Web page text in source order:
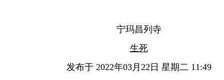
宁玛昌列寺
生死
发布于 2022年03月22日 星期二 11:49